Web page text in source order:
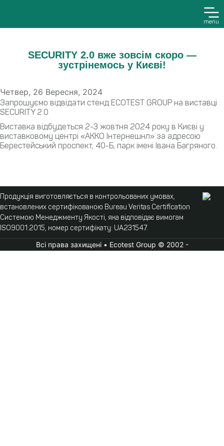
menu
SECURITY 2.0 вже зовсім скоро —
зустрінемось у Києві!
Четвер, 26 Вересня, 2024
Запрошуємо відвідати стенд ECOTEST GROUP на виставці
SECURITY 2.0
Виставка відбудеться 2-3 жовтня 2024 року в Києві у
виставковому центрі «АККО Інтернешнл» за адресою
Берестейський проспект, 40-Б, парк імені Івана Багряного.
Продукція виготовляється в контрольованих умовах,
встановлених сертифікованою Bureau Veritas Certification
Системою Менеджменту Якості, яка відповідає вимогам
ISO9001:2015, номер сертифікату: UA231547.
Всі права захищені • Ecotest Group © 2002 -